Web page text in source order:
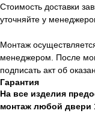
Стоимость доставки
уточняйте у
Монтаж
менеджером. После
подписать акт об
Гарантия
На все изделия
монтаж любой двери